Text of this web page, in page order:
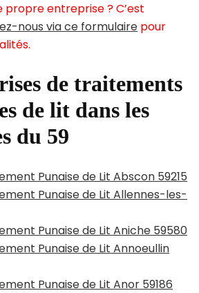
entreprise ? C’est
nous via ce formulaire pour
de traitements
de lit dans les
du 59
Punaise de Lit Abscon 59215
Punaise de Lit Allennes-les-
Punaise de Lit Aniche 59580
Punaise de Lit Annoeullin
Punaise de Lit Anor 59186